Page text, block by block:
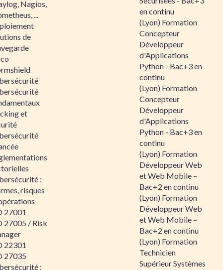
Nagios,
...
de
et
:
risques
27001
27005 / Risk
22301
27035
:
en continu
(Lyon) Formation
Concepteur
Développeur
d'Applications
Python - Bac+3 en
continu
(Lyon) Formation
Concepteur
Développeur
d'Applications
Python - Bac+3 en
continu
(Lyon) Formation
Développeur Web
et Web Mobile –
Bac+2 en continu
(Lyon) Formation
Développeur Web
et Web Mobile –
Bac+2 en continu
(Lyon) Formation
Technicien
Supérieur Systèmes